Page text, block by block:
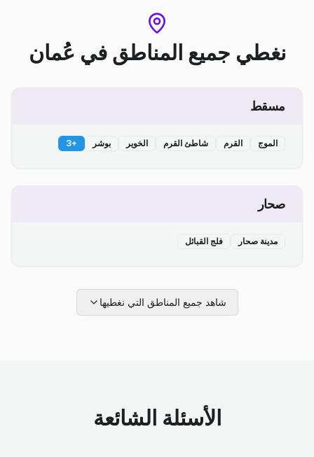
نغطي جميع المناطق في عُمان
مسقط
الموج القرم شاطئ القرم الخوير بوشر +
3
صحار
مدينة صحار فلج القبائل
شاهد جميع المناطق التي نغطيها
الأسئلة الشائعة